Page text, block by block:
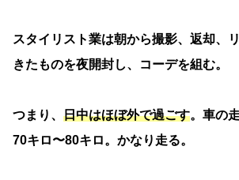
スタイリスト業は朝から撮影、返却、
きたものを夜開封し、コーデを組む。
つまり、 日中はほぼ外で過ごす。車の
70キロ〜80キロ。かなり走る。